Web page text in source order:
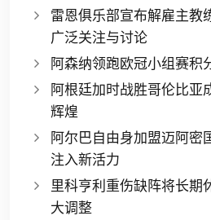
雷恩俱乐部宣布解雇主教
广泛关注与讨论
阿森纳领跑欧冠小组赛积
阿根廷加时战胜哥伦比亚
辉煌
阿尔巴自由身加盟迈阿密
注入新活力
里科亨利重伤缺阵将长期
大调整